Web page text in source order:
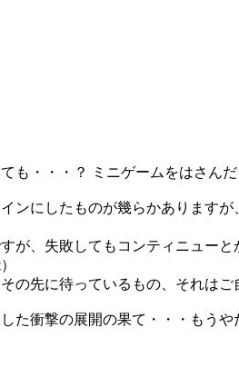
も・・・？ ミニゲームをはさん
ンにしたものが幾らかあります
が、失敗してもコンティニュー
の先に待っているもの、それは
た衝撃の展開の果て・・・もうや